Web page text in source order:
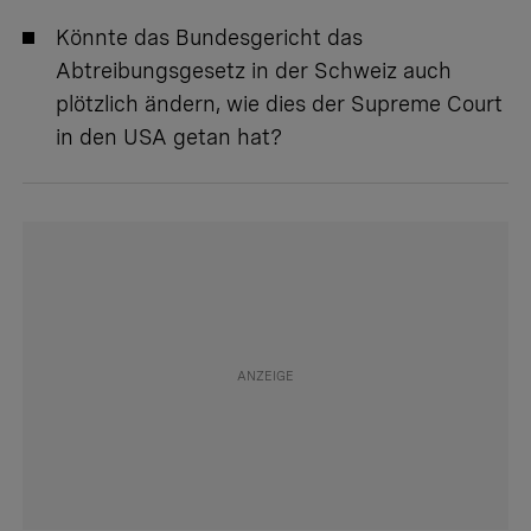
Könnte das Bundesgericht das
Abtreibungsgesetz in der Schweiz auch
plötzlich ändern, wie dies der Supreme Court
in den USA getan hat?